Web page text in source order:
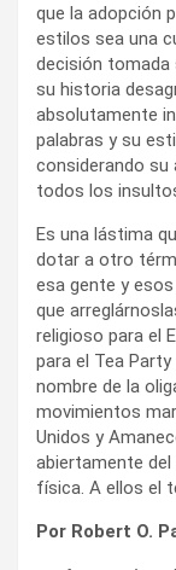
que la adopción
estilos sea una
decisión tomada
su historia
absolutamente
palabras y su
considerando su
todos los
Es una lástima
dotar a otro
esa gente y
que
religioso para el
para el Tea
nombre de la
movimientos
Unidos y
abiertamente
física. A ellos el
Por Robert O.